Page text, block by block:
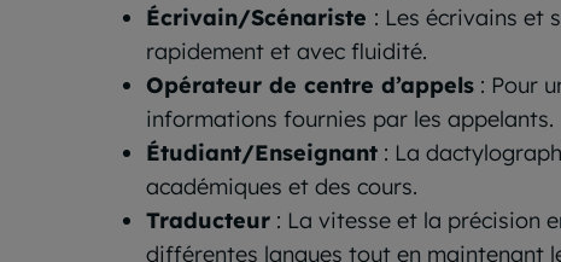
Écrivain/Scénariste : Les écrivains et
rapidement et avec fluidité.
Opérateur de centre d’appels : Pour
informations fournies par les appelants.
Étudiant/Enseignant : La
académiques et des cours.
Traducteur : La vitesse et la précision
différentes langues tout en maintenant